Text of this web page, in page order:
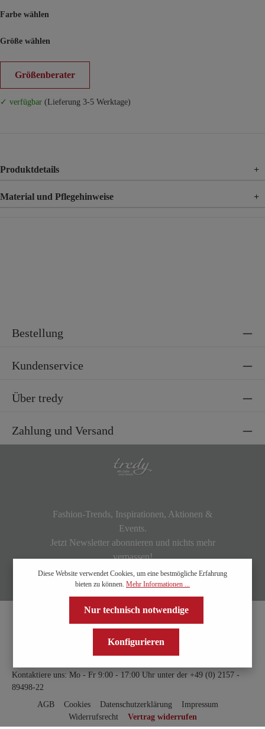
Farbe wählen
Größe wählen
Größenberater
✓ verfügbar (Lieferung 3-5 Werktage)
Produktdetails +
Material und Pflegehinweise +
Bestellung
Kundenservice
Über tredy
Zahlung und Versand
Fashion-Trends, Inspirationen, Aktionen &
Events.
Jetzt Newsletter abonnieren und nichts mehr
verpassen!
Kontaktiere uns: Mo - Fr 9:00 - 17:00 Uhr unter der +49 (0) 2157 -
89498-22
AGB
Cookies Datenschutzerklärung
Impressum
Widerrufsrecht
Vertrag widerrufen
Diese Website verwendet Cookies, um eine bestmögliche Erfahrung
bieten zu können. Mehr Informationen ...
Nur technisch notwendige
Konfigurieren